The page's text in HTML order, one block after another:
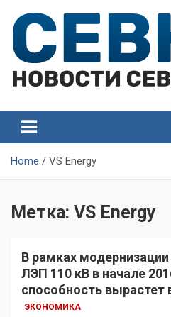
content
Севастополя
Севастополя
Home VS Energy
Метка: VS Energy
В рамках
ЛЭП 110 кВ в начале
способность вырастет
ЭКОНОМИКА